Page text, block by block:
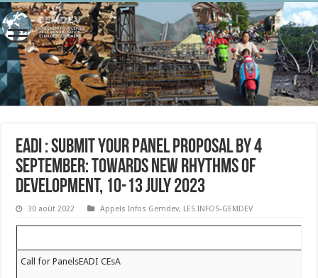
EADI : Submit your panel proposal by 4
September: Towards New Rhythms of
Development, 10-13 July 2023
30 août 2022 Appels Infos Gemdev, LES INFOS-GEMDEV
Call for PanelsEADI CEsA